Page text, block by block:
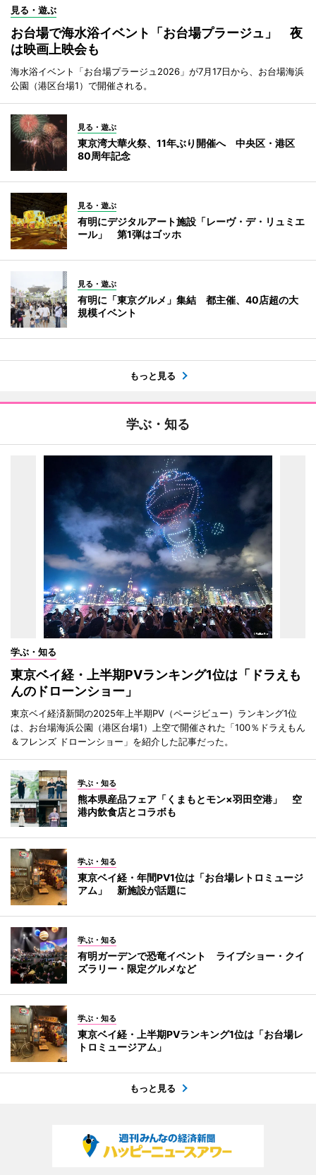
見る・遊ぶ
お台場で海水浴イベント「お台場プラージュ」 夜
は映画上映会も
海水浴イベント「お台場プラージュ2026」が7月17日から、お台場海浜
公園（港区台場1）で開催される。
見る・遊ぶ
東京湾大華火祭、11年ぶり開催へ 中央区・港区
80周年記念
見る・遊ぶ
有明にデジタルアート施設「レーヴ・デ・リュミエ
ール」 第1弾はゴッホ
見る・遊ぶ
有明に「東京グルメ」集結 都主催、40店超の大
規模イベント
もっと見る
学ぶ・知る
学ぶ・知る
東京ベイ経・上半期PVランキング1位は「ドラえも
んのドローンショー」
東京ベイ経済新聞の2025年上半期PV（ページビュー）ランキング1位
は、お台場海浜公園（港区台場1）上空で開催された「100％ドラえもん
＆フレンズ ドローンショー」を紹介した記事だった。
学ぶ・知る
熊本県産品フェア「くまもとモン×羽田空港」 空
港内飲食店とコラボも
学ぶ・知る
東京ベイ経・年間PV1位は「お台場レトロミュージ
アム」 新施設が話題に
学ぶ・知る
有明ガーデンで恐竜イベント ライブショー・クイ
ズラリー・限定グルメなど
学ぶ・知る
東京ベイ経・上半期PVランキング1位は「お台場レ
トロミュージアム」
もっと見る